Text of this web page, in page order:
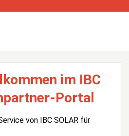
im IBC
Portal
von IBC SOLAR für